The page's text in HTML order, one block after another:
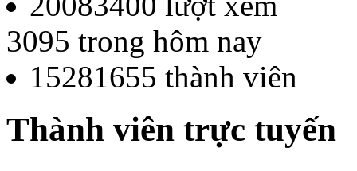
3095 trong hôm nay
15281655 thành viên
Thành viên trực tuyến